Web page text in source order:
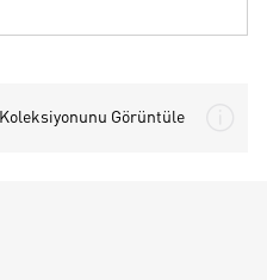
Koleksiyonunu Görüntüle